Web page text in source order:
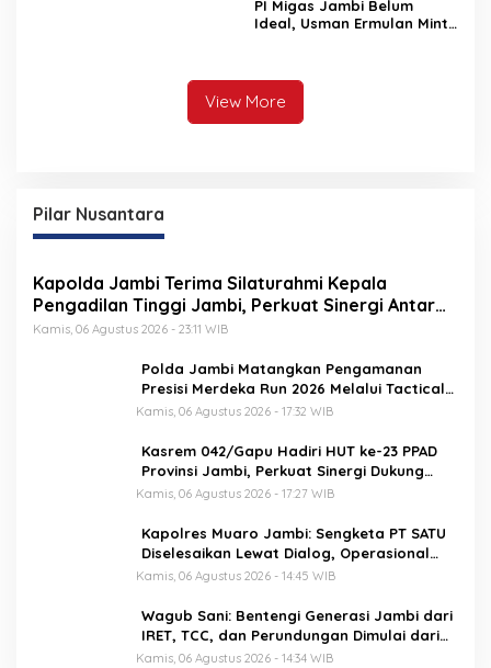
PI Migas Jambi Belum
Ideal, Usman Ermulan Minta
View More
Pilar Nusantara
Kapolda Jambi Terima Silaturahmi Kepala
Pengadilan Tinggi Jambi, Perkuat Sinergi Antar
Lembaga Penegak Hukum
Kamis, 06 Agustus 2026 - 23:11 WIB
Polda Jambi Matangkan Pengamanan
Presisi Merdeka Run 2026 Melalui Tactical
Floor Game
Kamis, 06 Agustus 2026 - 17:32 WIB
Kasrem 042/Gapu Hadiri HUT ke-23 PPAD
Provinsi Jambi, Perkuat Sinergi Dukung
Program Pemerintah
Kamis, 06 Agustus 2026 - 17:27 WIB
Kapolres Muaro Jambi: Sengketa PT SATU
Diselesaikan Lewat Dialog, Operasional
PKS Tetap Berjalan
Kamis, 06 Agustus 2026 - 14:45 WIB
Wagub Sani: Bentengi Generasi Jambi dari
IRET, TCC, dan Perundungan Dimulai dari
Sekolah
Kamis, 06 Agustus 2026 - 14:34 WIB